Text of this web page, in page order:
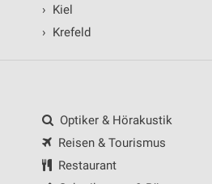
› Kiel
› Krefeld
Optiker & Hörakustik
Reisen & Tourismus
Restaurant